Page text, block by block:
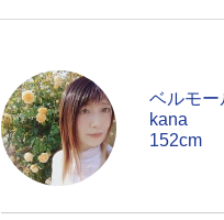
ベルモー
kana
152cm